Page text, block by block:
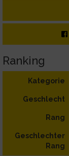
Ranking
Kategorie
Geschlecht
Rang
Geschlechter
Rang